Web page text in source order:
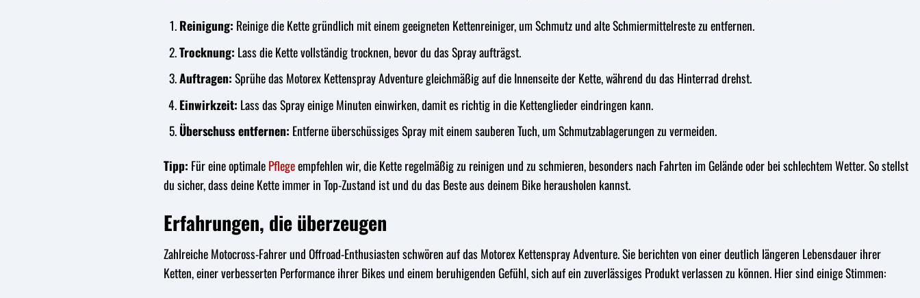
Reinigung: Reinige die Kette gründlich mit einem geeigneten Kettenreiniger, um Schmutz und alte Schmiermittelreste zu entfernen.
Trocknung: Lass die Kette vollständig trocknen, bevor du das Spray aufträgst.
Auftragen:Sprühe das Motorex Kettenspray Adventure gleichmäßig auf die Innenseite der Kette, während du das Hinterrad drehst.
Einwirkzeit: Lass das Spray einige Minuten einwirken, damit es richtig in die Kettenglieder eindringen kann.
Überschuss entfernen: Entferne überschüssiges Spray mit einem sauberen Tuch, um Schmutzablagerungen zu vermeiden.
Tipp: Für eine optimalePflegeempfehlen wir, die Kette regelmäßig zu reinigen und zu schmieren, besonders nach Fahrten im Gelände oder bei schlechtem Wetter. So stellst
du sicher, dass deine Kette immer in Top-Zustand ist und du das Beste aus deinem Bike herausholen kannst.
Erfahrungen, die überzeugen
Zahlreiche Motocross-Fahrer und Offroad-Enthusiasten schwören auf das Motorex Kettenspray Adventure. Sie berichten von einer deutlich längeren Lebensdauer ihrer
Ketten, einer verbesserten Performance ihrer Bikes und einem beruhigenden Gefühl, sich auf ein zuverlässiges Produkt verlassen zu können. Hier sind einige Stimmen: